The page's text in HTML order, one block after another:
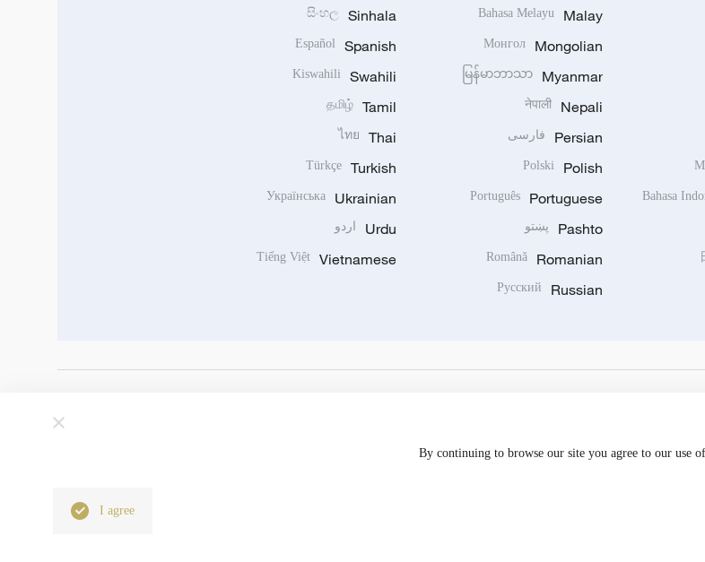
Bahasa
Malay
Bahasa Melayu
Mongolian
Монгол
Myanmar
မြန်မာဘာသာ
Nepali
नेपाली
Persian فارسی
Polish
Polski
Portuguese
Português
Pashto پښتو
Romanian
Română
Russian
Русский
Sinhala
සිංහල
Spanish
Español
Swahili
Kiswahili
Tamil
தமிழ்
Thai
ไทย
Turkish
Türkçe
Ukrainian
Українська
Urdu اردو
Vietnamese
Tiếng Việt
By continuing to browse our site you agree to our use
I agree